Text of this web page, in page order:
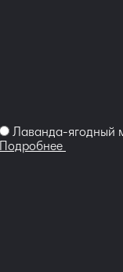
Лаванда-ягодный
Подробнее